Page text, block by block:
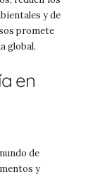
y de
promete
global.
en
de
y